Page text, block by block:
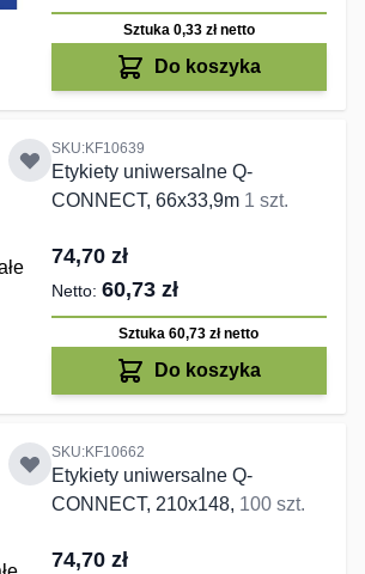
Sztuka 0,33 złnetto
Do koszyka
SKU:KF10639
Etykiety uniwersalne Q-
CONNECT, 66x33,9m 1 szt.
74,70 zł
60,73 zł
Sztuka 60,73 złnetto
Do koszyka
SKU:KF10662
Etykiety uniwersalne Q-
CONNECT, 210x148, 100 szt.
74,70 zł